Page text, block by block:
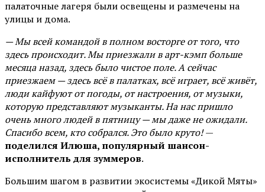
палаточные лагеря были освещены и размечены на
улицы и дома.
— Мы всей командой в полном восторге от того, что
здесь происходит. Мы приезжали в арт-кэмп больше
месяца назад, здесь было чистое поле. А сейчас
приезжаем — здесь всё в палатках, всё играет, всё живёт,
люди кайфуют от погоды, от настроения, от музыки,
которую представляют музыканты. На нас пришло
очень много людей в пятницу — мы даже не ожидали.
Спасибо всем, кто собрался. Это было круто!—
поделился Илюша, популярный шансон-
исполнитель для зуммеров.
Большим шагом в развитии экосистемы «Дикой Мяты»